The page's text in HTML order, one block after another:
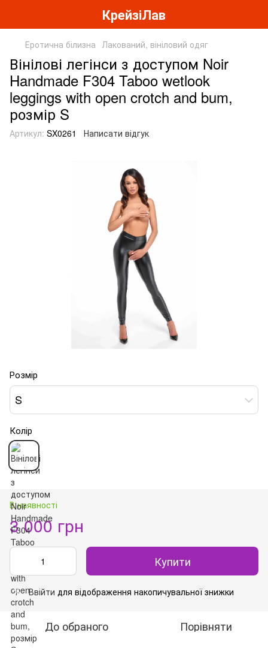
КрейзіЛав
Еротична білизна Лакований, вініловий одяг
Вінілові легінси з доступом Noir
Handmade F304 Taboo wetlook
leggings with open crotch and bum,
розмір S
Артикул: SX0261 Написати відгук
Розмір
S
Колір
В наявності
3 000 грн
Купити
% Ввійти для відображення накопичувальної знижки
До обраного Порівняти